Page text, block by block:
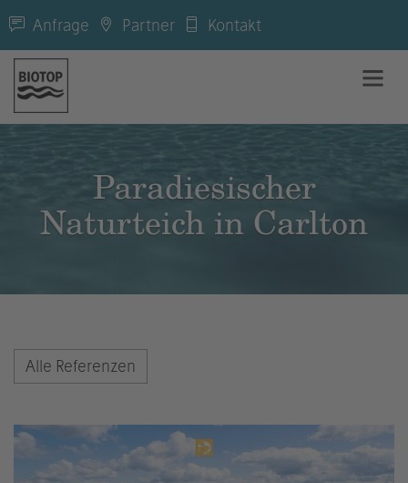
Anfrage Partner Kontakt
Paradiesischer
Naturteich in Carlton
Alle Referenzen